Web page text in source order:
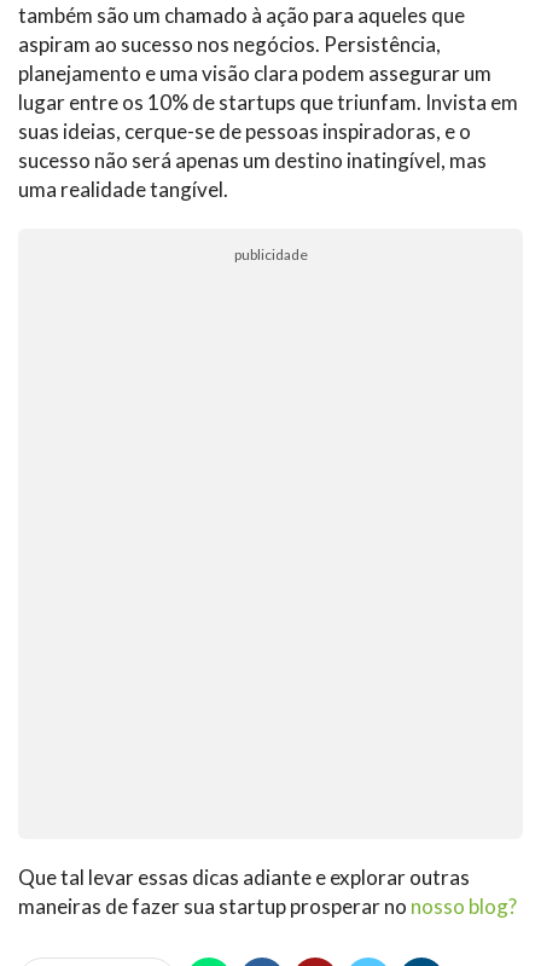
também são um chamado à ação para aqueles que
aspiram ao sucesso nos negócios. Persistência,
planejamento e uma visão clara podem assegurar um
lugar entre os 10% de startups que triunfam. Invista em
suas ideias, cerque-se de pessoas inspiradoras, e o
sucesso não será apenas um destino inatingível, mas
uma realidade tangível.
publicidade
Que tal levar essas dicas adiante e explorar outras
maneiras de fazer sua startup prosperar no nosso blog?